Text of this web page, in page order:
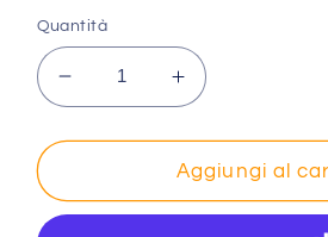
Quantità
Diminuisci
quantità
per
Man
Aumenta
quantità
per
Balm
Man
Aggiungi al